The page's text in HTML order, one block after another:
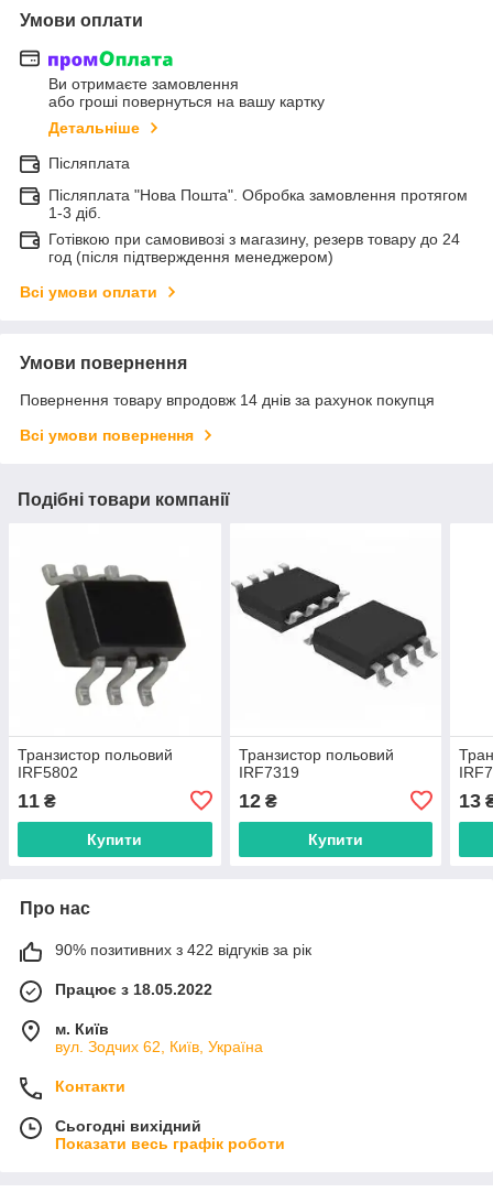
Умови оплати
Ви отримаєте замовлення
або гроші повернуться на вашу картку
Детальніше
Післяплата
Післяплата "Нова Пошта". Обробка замовлення протягом
1-3 діб.
Готівкою при самовивозі з магазину, резерв товару до 24
год (після підтверждення менеджером)
Всі умови оплати
Умови повернення
Повернення товару впродовж 14 днів за рахунок покупця
Всі умови повернення
Подібні товари компанії
Транзистор польовий
IRF5802
11 ₴
Купити
Транзистор польовий
IRF7319
12₴
Купити
13
Про нас
90% позитивних з 422 відгуків за рік
Працює з 18.05.2022
м. Київ
вул. Зодчих 62, Київ, Україна
Контакти
Сьогодні вихідний
Показати весь графік роботи